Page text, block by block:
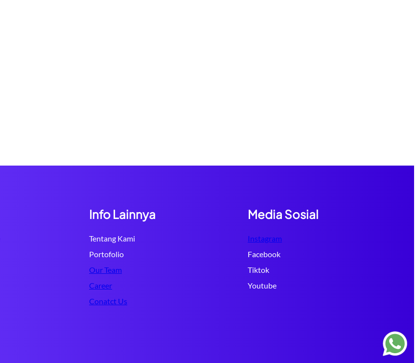
Info Lainnya
Tentang Kami
Portofolio
Our Team
Career
Conatct Us
Media Sosial
Instagram
Facebook
Tiktok
Youtube